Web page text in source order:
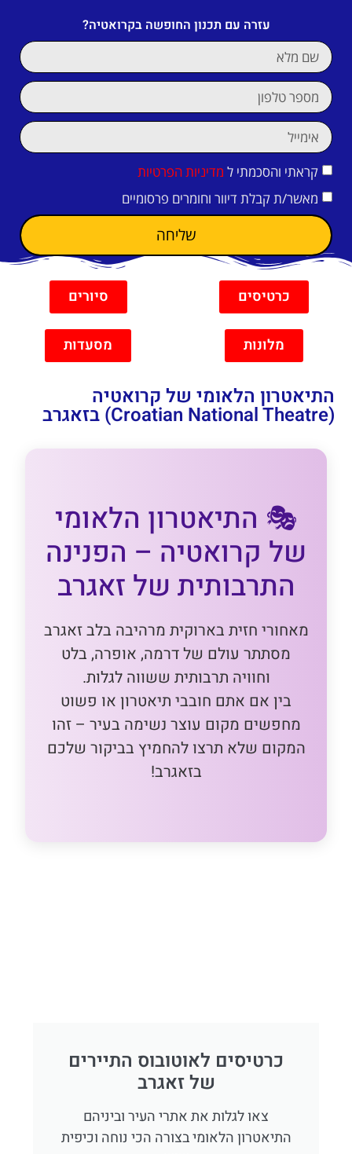
עזרה עם תכנון החופשה בקרואטיה?
קראתי והסכמתי ל מדיניות הפרטיות
מאשר/ת קבלת דיוור וחומרים פרסומיים
שליחה
כרטיסים סיורים
מלונות מסעדות
התיאטרון הלאומי של קרואטיה
(Croatian National Theatre) בזאגרב
🎭 התיאטרון הלאומי
של קרואטיה – הפנינה
התרבותית של זאגרב
מאחורי חזית בארוקית מרהיבה בלב זאגרב
מסתתר עולם של דרמה, אופרה, בלט
וחוויה תרבותית ששווה לגלות.
בין אם אתם חובבי תיאטרון או פשוט
מחפשים מקום עוצר נשימה בעיר – זהו
המקום שלא תרצו להחמיץ בביקור שלכם
בזאגרב!
כרטיסים לאוטובוס התיירים
של זאגרב
צאו לגלות את אתרי העיר וביניהם
התיאטרון הלאומי בצורה הכי נוחה וכיפית